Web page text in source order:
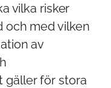
vilka risker
och med vilken
av
gäller för stora